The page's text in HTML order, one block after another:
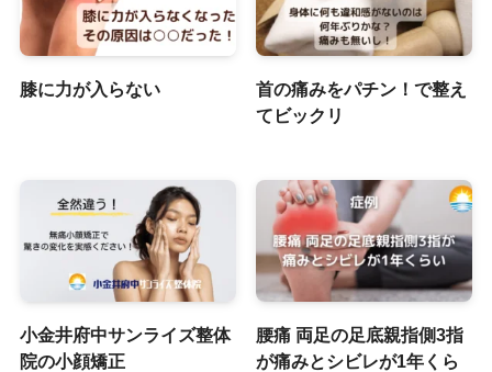
膝に力が入らない
首の痛みをパチン！で整え
てビックリ
小金井府中サンライズ整体
院の小顔矯正
腰痛 両足の足底親指側3指
が痛みとシビレが1年くら